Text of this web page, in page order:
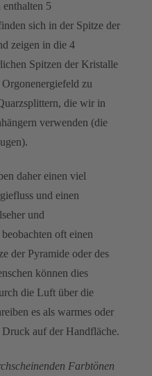
5
sich in der Spitze der
zeigen in die 4
Spitzen der Kristalle
zu
die wir in
verwenden (die
daher einen viel
und einen
und
oft einen
der Pyramide oder des
können dies
die Luft über die
es als warmes oder
auf der Handfläche.
Farbtönen